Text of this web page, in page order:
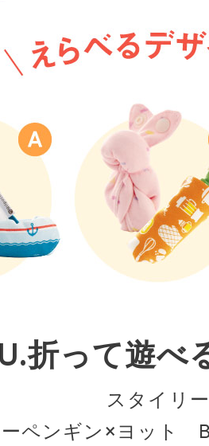
U.折って遊べ
スタイリー
ペンギン×ヨット